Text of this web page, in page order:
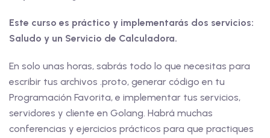
Este curso es práctico y implementarás dos servicios:
Saludo y un Servicio de Calculadora.
En solo unas horas, sabrás todo lo que necesitas para
escribir tus archivos .proto, generar código en tu
Programación Favorita, e implementar tus servicios,
servidores y cliente en Golang. Habrá muchas
conferencias y ejercicios prácticos para que practiques